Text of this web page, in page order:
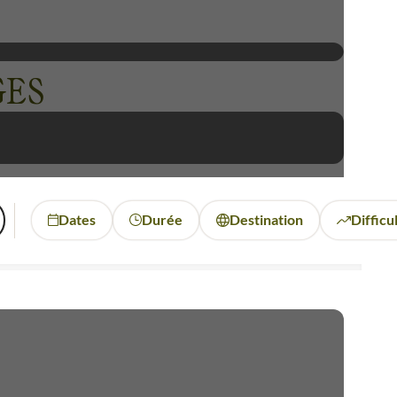
Dates Durée Destination